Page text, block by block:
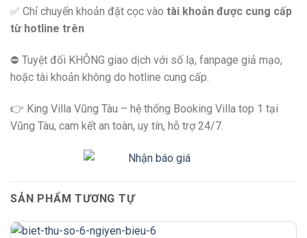
✅ Chỉ chuyển khoản đặt cọc vào tài khoản được cung cấp
từ hotline trên
⛔️ Tuyệt đối KHÔNG giao dịch với số lạ, fanpage giả mạo,
hoặc tài khoản không do hotline cung cấp.
👉 King Villa Vũng Tàu – hệ thống Booking Villa top 1 tại
Vũng Tàu, cam kết an toàn, uy tín, hỗ trợ 24/7.
SẢN PHẨM TƯƠNG TỰ